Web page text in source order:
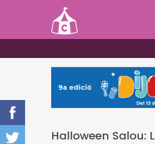
Halloween Salou: